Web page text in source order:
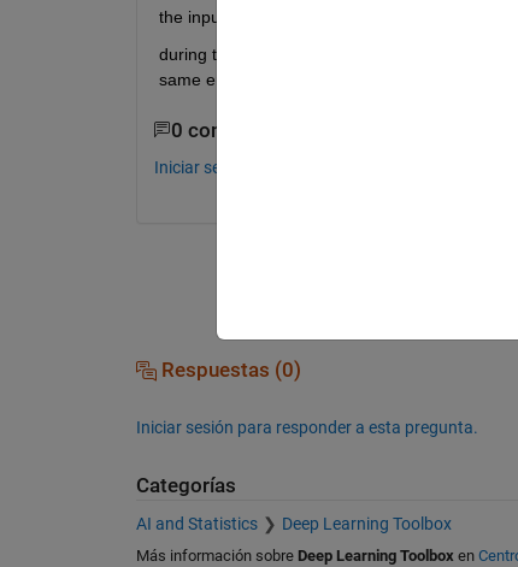
the inputwidth and inputhight are 256,  input
during the training i always get " out of
same error . The only number which the code
0 comentarios
Iniciar sesión para comentar.
Respuestas (0)
Iniciar sesión para responder a esta pregunta.
Categorías
AI and Statistics Deep Learning Toolbox
Más información sobre Deep Learning Toolboxen